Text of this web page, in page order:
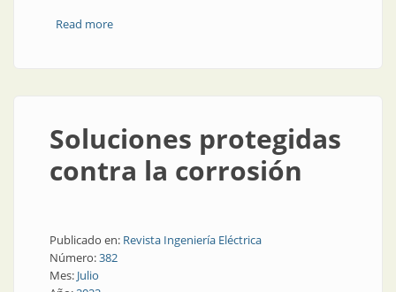
Read moreabout Refrigeración de tableros y salas eléctricas
Soluciones protegidas
contra la corrosión
Publicado en: Revista Ingeniería Eléctrica
Número:382
Mes: Julio